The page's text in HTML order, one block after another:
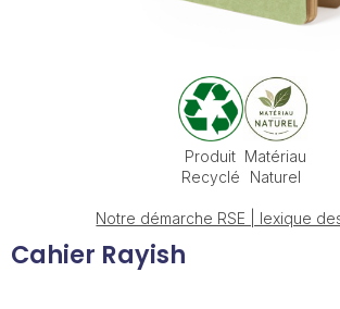
Produit
Recyclé
Matériau
Naturel
Notre démarche RSE | lexique
Cahier Rayish